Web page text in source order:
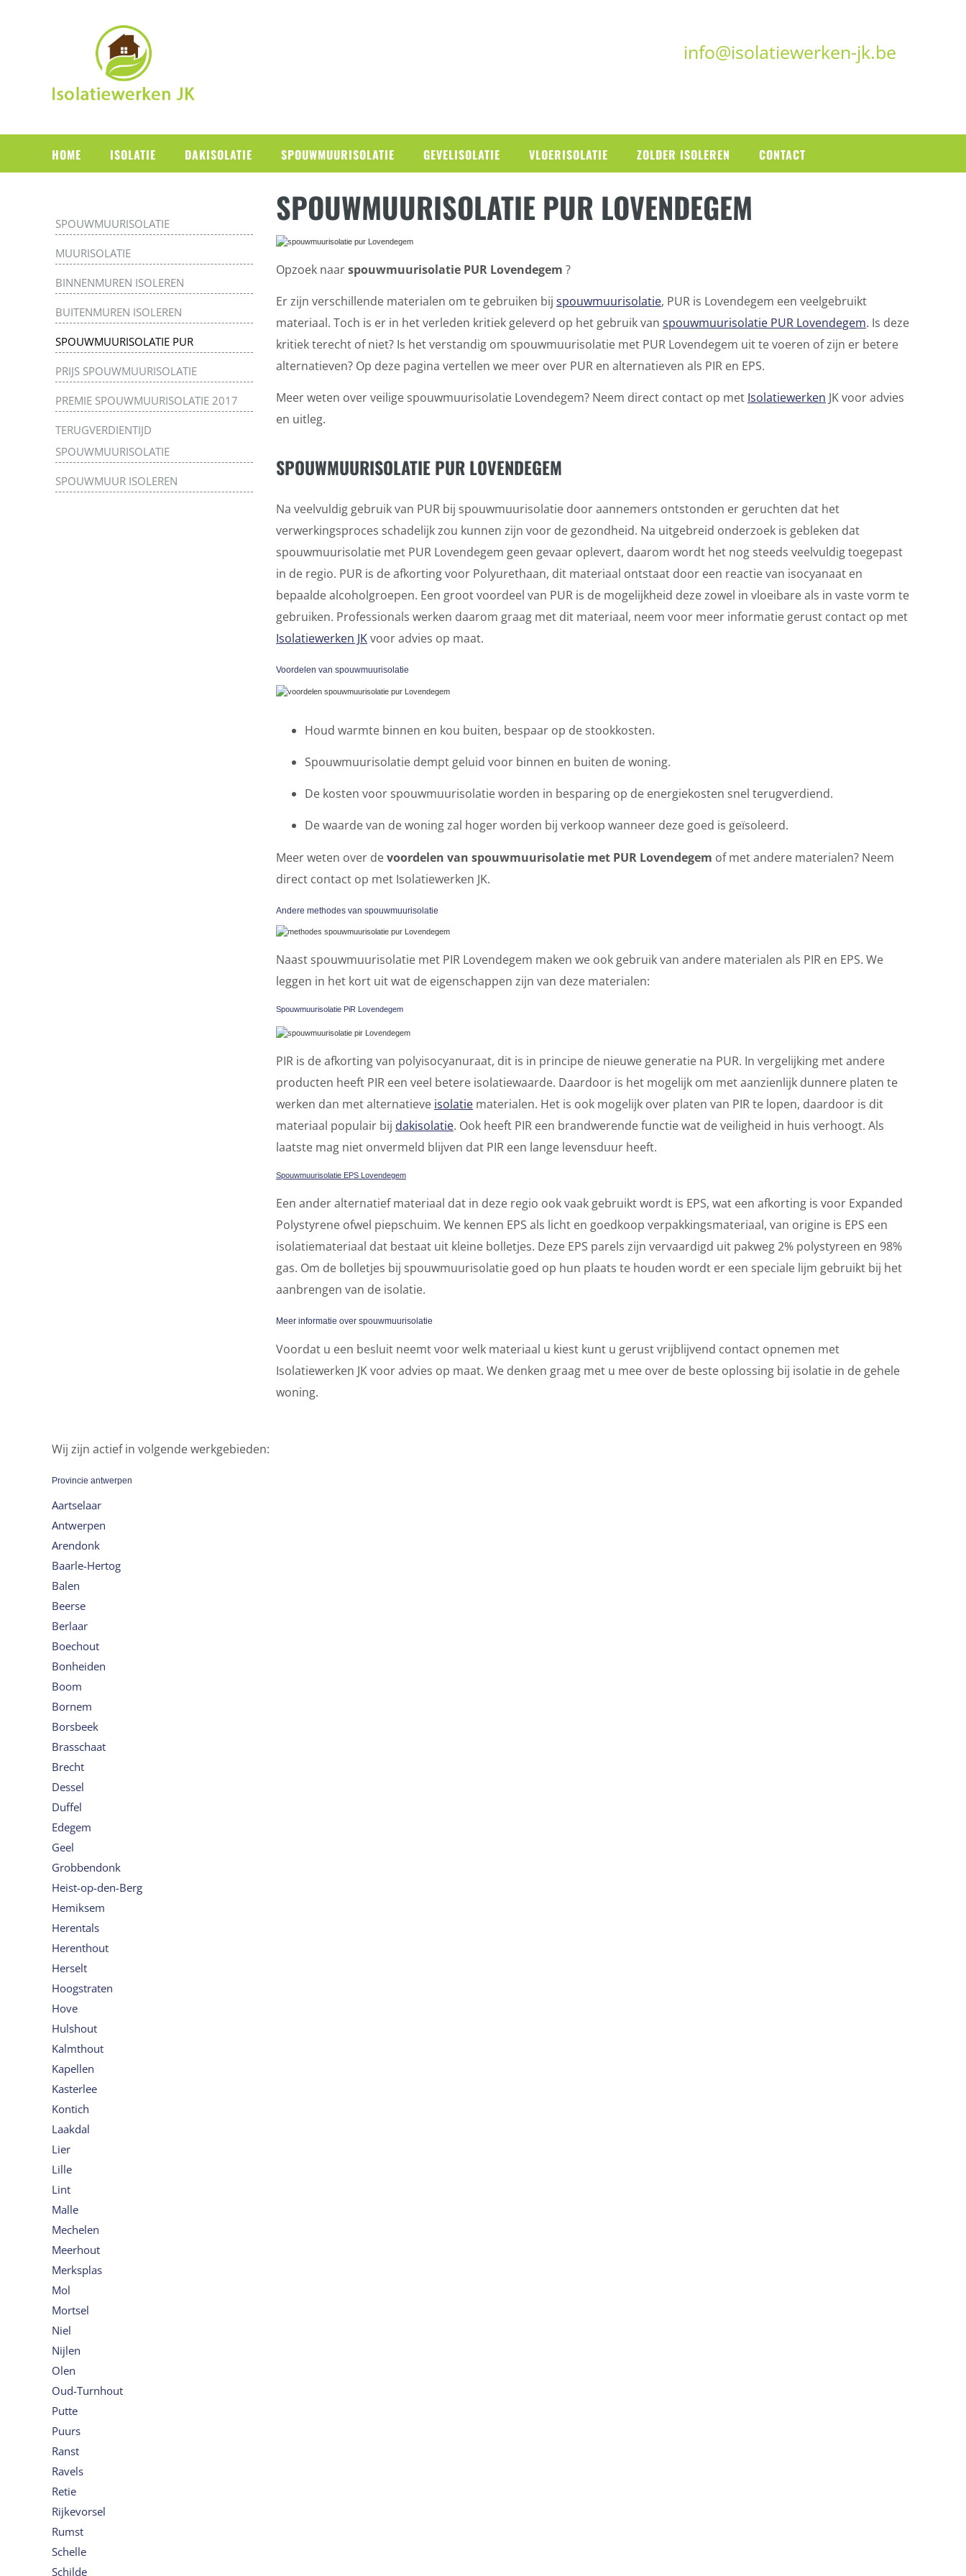
info@isolatiewerken-jk.be
HOME ISOLATIE DAKISOLATIE SPOUWMUURISOLATIE GEVELISOLATIE VLOERISOLATIE ZOLDER ISOLEREN CONTACT
SPOUWMUURISOLATIE
MUURISOLATIE
BINNENMUREN ISOLEREN
BUITENMUREN ISOLEREN
SPOUWMUURISOLATIE PUR
PRIJS SPOUWMUURISOLATIE
PREMIE SPOUWMUURISOLATIE 2017
TERUGVERDIENTIJD
SPOUWMUURISOLATIE
SPOUWMUUR ISOLEREN
SPOUWMUURISOLATIE PUR LOVENDEGEM
Opzoek naarspouwmuurisolatie PUR Lovendegem ?
Er zijn verschillende materialen om te gebruiken bij spouwmuurisolatie, PUR is Lovendegem een veelgebruikt
materiaal. Toch is er in het verleden kritiek geleverd op het gebruik van spouwmuurisolatie PUR Lovendegem. Is deze
kritiek terecht of niet? Is het verstandig om spouwmuurisolatie met PUR Lovendegem uit te voeren of zijn er betere
alternatieven? Op deze pagina vertellen we meer over PUR en alternatieven als PIR en EPS.
Meer weten over veilige spouwmuurisolatie Lovendegem? Neem direct contact op met Isolatiewerken JK voor advies
en uitleg.
SPOUWMUURISOLATIE PUR LOVENDEGEM
Na veelvuldig gebruik van PUR bij spouwmuurisolatie door aannemers ontstonden er geruchten dat het
verwerkingsproces schadelijk zou kunnen zijn voor de gezondheid. Na uitgebreid onderzoek is gebleken dat
spouwmuurisolatie met PUR Lovendegem geen gevaar oplevert, daarom wordt het nog steeds veelvuldig toegepast
in de regio. PUR is de afkorting voor Polyurethaan, dit materiaal ontstaat door een reactie van isocyanaat en
bepaalde alcoholgroepen. Een groot voordeel van PUR is de mogelijkheid deze zowel in vloeibare als in vaste vorm te
gebruiken. Professionals werken daarom graag met dit materiaal, neem voor meer informatie gerust contact op met
Isolatiewerken JKvoor advies op maat.
Voordelen van spouwmuurisolatie
Houd warmte binnen en kou buiten, bespaar op de stookkosten.
Spouwmuurisolatie dempt geluid voor binnen en buiten de woning.
De kosten voor spouwmuurisolatie worden in besparing op de energiekosten snel terugverdiend.
De waarde van de woning zal hoger worden bij verkoop wanneer deze goed is geïsoleerd.
Meer weten over devoordelen van spouwmuurisolatie met PUR Lovendegem of met andere materialen? Neem
direct contact op met Isolatiewerken JK.
Andere methodes van spouwmuurisolatie
Naast spouwmuurisolatie met PIR Lovendegem maken we ook gebruik van andere materialen als PIR en EPS. We
leggen in het kort uit wat de eigenschappen zijn van deze materialen:
Spouwmuurisolatie PiR Lovendegem
PIR is de afkorting van polyisocyanuraat, dit is in principe de nieuwe generatie na PUR. In vergelijking met andere
producten heeft PIR een veel betere isolatiewaarde. Daardoor is het mogelijk om met aanzienlijk dunnere platen te
werken dan met alternatieve isolatie materialen. Het is ook mogelijk over platen van PIR te lopen, daardoor is dit
materiaal populair bij dakisolatie. Ook heeft PIR een brandwerende functie wat de veiligheid in huis verhoogt. Als
laatste mag niet onvermeld blijven dat PIR een lange levensduur heeft.
Spouwmuurisolatie EPS Lovendegem
Een ander alternatief materiaal dat in deze regio ook vaak gebruikt wordt is EPS, wat een afkorting is voor Expanded
Polystyrene ofwel piepschuim. We kennen EPS als licht en goedkoop verpakkingsmateriaal, van origine is EPS een
isolatiemateriaal dat bestaat uit kleine bolletjes. Deze EPS parels zijn vervaardigd uit pakweg 2% polystyreen en 98%
gas. Om de bolletjes bij spouwmuurisolatie goed op hun plaats te houden wordt er een speciale lijm gebruikt bij het
aanbrengen van de isolatie.
Meer informatie over spouwmuurisolatie
Voordat u een besluit neemt voor welk materiaal u kiest kunt u gerust vrijblijvend contact opnemen met
Isolatiewerken JK voor advies op maat. We denken graag met u mee over de beste oplossing bij isolatie in de gehele
woning.
Wij zijn actief in volgende werkgebieden:
Provincie antwerpen
Aartselaar
Antwerpen
Arendonk
Baarle-Hertog
Balen
Beerse
Berlaar
Boechout
Bonheiden
Boom
Bornem
Borsbeek
Brasschaat
Brecht
Dessel
Duffel
Edegem
Geel
Grobbendonk
Heist-op-den-Berg
Hemiksem
Herentals
Herenthout
Herselt
Hoogstraten
Hove
Hulshout
Kalmthout
Kapellen
Kasterlee
Kontich
Laakdal
Lier
Lille
Lint
Malle
Mechelen
Meerhout
Merksplas
Mol
Mortsel
Niel
Nijlen
Olen
Oud-Turnhout
Putte
Puurs
Ranst
Ravels
Retie
Rijkevorsel
Rumst
Schelle
Schilde